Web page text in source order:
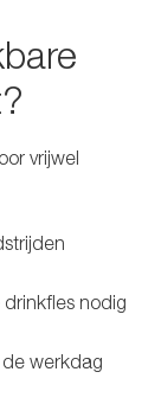
vrijwel
nodig
werkdag